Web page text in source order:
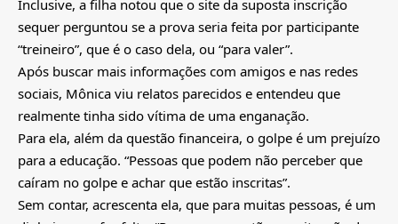
Inclusive, a filha notou que o site da suposta inscrição
sequer perguntou se a prova seria feita por participante
“treineiro”, que é o caso dela, ou “para valer”.
Após buscar mais informações com amigos e nas redes
sociais, Mônica viu relatos parecidos e entendeu que
realmente tinha sido vítima de uma enganação.
Para ela, além da questão financeira, o golpe é um prejuízo
para a educação. “Pessoas que podem não perceber que
caíram no golpe e achar que estão inscritas”.
Sem contar, acrescenta ela, que para muitas pessoas, é um